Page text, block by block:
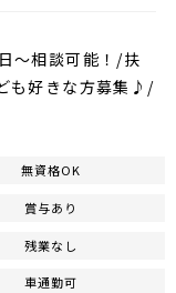
～相談可能！/扶
も好きな方募集♪/
無資格OK
賞与あり
残業なし
車通勤可